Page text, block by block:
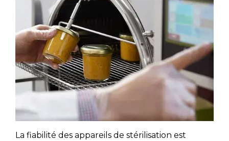
La fiabilité des appareils de stérilisation est